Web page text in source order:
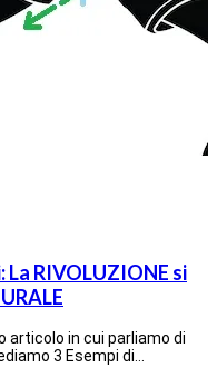
RIVOLUZIONE si
articolo in cui parliamo di
3 Esempi di…